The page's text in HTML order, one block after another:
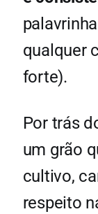
qualquer
forte).
Por trás
um grão
cultivo,
respeito